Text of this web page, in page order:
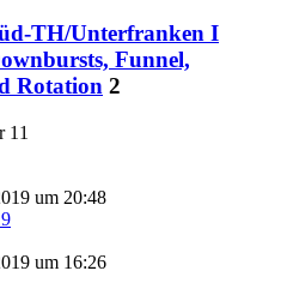
TH/Unterfranken I
Funnel,
Rotation 2
11
um 20:48
um 16:26